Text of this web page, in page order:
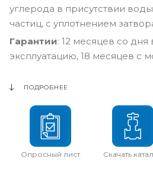
углерода в присутствии
частиц, с уплотнением
Гарантии: 12 месяцев со дня
эксплуатацию, 18 месяцев с
ПОДРОБНЕЕ
Опросный лист Скачать